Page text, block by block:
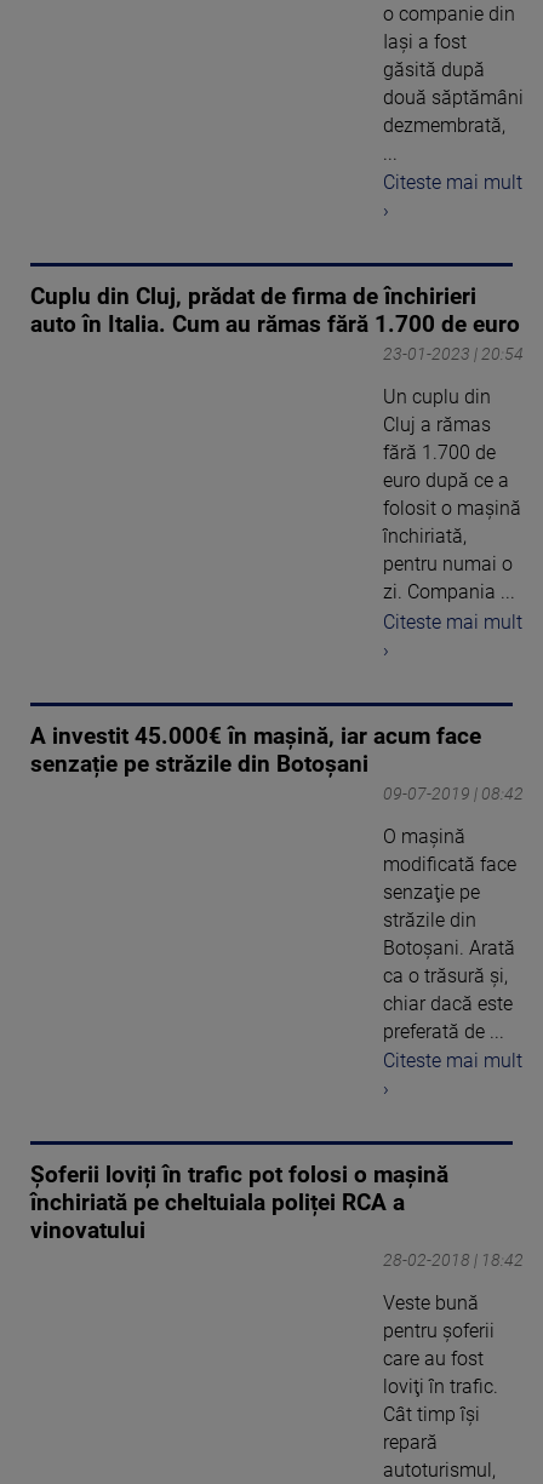
o companie din
Iași a fost
găsită după
două săptămâni
dezmembrată,
Citeste mai mult
›
Cuplu din Cluj, prădat de firma de închirieri
auto în Italia. Cum au rămas fără 1.700 de euro
23-01-2023 | 20:54
Un cuplu din
Cluj a rămas
fără 1.700 de
euro după ce a
folosit o mașină
închiriată,
pentru numai o
zi. Compania ...
Citeste mai mult
›
A investit 45.000€ în mașină, iar acum face
senzație pe străzile din Botoșani
09-07-2019 | 08:42
O maşină
modificată face
senzaţie pe
străzile din
Botoşani. Arată
ca o trăsură şi,
chiar dacă este
preferată de ...
Citeste mai mult
›
Șoferii loviți în trafic pot folosi o mașină
închiriată pe cheltuiala poliței RCA a
vinovatului
28-02-2018 | 18:42
Veste bună
pentru şoferii
care au fost
loviţi în trafic.
Cât timp îşi
repară
autoturismul,